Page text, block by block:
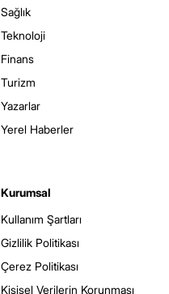
Sağlık
Teknoloji
Finans
Turizm
Yazarlar
Yerel Haberler
Kurumsal
Kullanım Şartları
Gizlilik Politikası
Çerez Politikası
Kişisel Verilerin Korunması